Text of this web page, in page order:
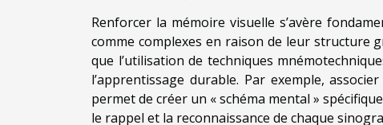
Renforcer la mémoire visuelle s’avère
comme complexes en raison de leur structure
que l’utilisation de techniques
l’apprentissage durable. Par exemple,
permet de créer un « schéma mental »
le rappel et la reconnaissance de chaque